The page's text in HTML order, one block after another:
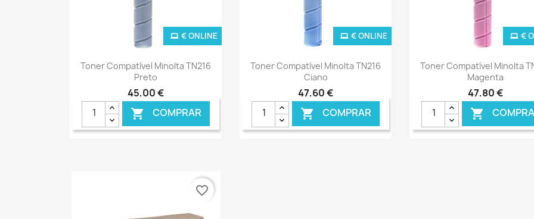
Ver+
Toner Compatível Minolta TN216
Preto
45,00 €
 COMPRAR
€ ONLINE
Ver+
Toner Compatível Minolta TN216
Ciano
47,60 €
 COMPRAR
€ ONLINE
Ver+
Toner Compatível Minolta
Magenta
47,80 €

€
favorite_border